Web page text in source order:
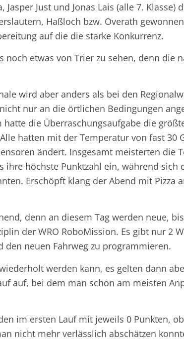
Just und Jonas Lais (alle 7.
Haßloch bzw. Overath
auf die die starke Konkurrenz.
etwas von Trier zu sehen, denn die
wird aber anders als bei den
nur an die örtlichen Bedingungen
die Überraschungsaufgabe die
hatten mit der Temperatur von fast 30
ändert. Insgesamt meisterten die
höchste Punktzahl ein, während sich
Erschöpft klang der Abend mit Pizza
denn an diesem Tag werden neue,
der WRO RoboMission. Es gibt nur 2
neuen Fahrweg zu programmieren.
werden kann, es gelten dann
auf, bei dem man schon am meisten
im ersten Lauf mit jeweils 0 Punkten,
nicht mehr verlässlich abschätzen